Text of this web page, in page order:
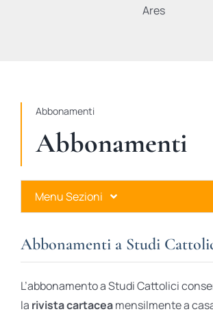
RECENSIONI
Ares
Abbonamenti
Abbonamenti
Menu Sezioni
Ares Gold
Ares Digital
Abbonamenti a Studi
L’abbonamento a Studi Cattolici
la rivista cartaceamensilmente a